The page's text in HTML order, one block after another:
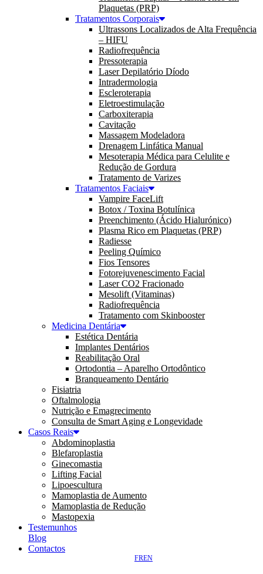
Plaquetas (PRP)
Tratamentos Corporais
Ultrassons Localizados de Alta Frequência
– HIFU
Radiofrequência
Pressoterapia
Laser Depilatório Díodo
Intradermologia
Escleroterapia
Eletroestimulação
Carboxiterapia
Cavitação
Massagem Modeladora
Drenagem Linfática Manual
Mesoterapia Médica para Celulite e
Redução de Gordura
Tratamento de Varizes
Tratamentos Faciais
Vampire FaceLift
Botox / Toxina Botulínica
Preenchimento (Ácido Hialurónico)
Plasma Rico em Plaquetas (PRP)
Radiesse
Peeling Químico
Fios Tensores
Fotorejuvenescimento Facial
Laser CO2 Fracionado
Mesolift (Vitaminas)
Radiofrequência
Tratamento com Skinbooster
Medicina Dentária
Estética Dentária
Implantes Dentários
Reabilitação Oral
Ortodontia – Aparelho Ortodôntico
Branqueamento Dentário
Fisiatria
Oftalmologia
Nutrição e Emagrecimento
Consulta de Smart Aging e Longevidade
Casos Reais
Abdominoplastia
Blefaroplastia
Ginecomastia
Lifting Facial
Lipoescultura
Mamoplastia de Aumento
Mamoplastia de Redução
Mastopexia
Testemunhos
Blog
Contactos
EN
FR